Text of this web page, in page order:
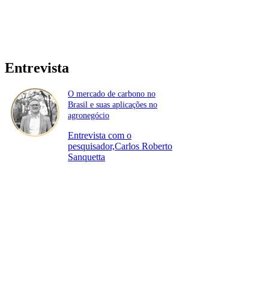
Entrevista
O mercado de carbono no
Brasil e suas aplicações no
agronegócio
Entrevista com o
pesquisador,Carlos Roberto
Sanquetta